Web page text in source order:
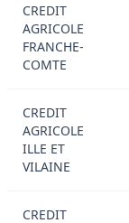
CREDIT
AGRICOLE
FRANCHE-
COMTE
CREDIT
AGRICOLE
ILLE ET
VILAINE
CREDIT